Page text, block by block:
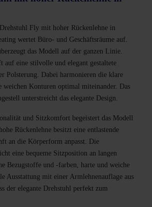
Fly mit hoher Rückenlehne in
wertet Büro- und Geschäftsräume auf.
das Modell auf der ganzen Linie.
auf eine stilvolle und elegant gestaltete
Polsterung. Dabei harmonieren die klare
weichen Konturen optimal miteinander. Das
unterstreicht das elegante Design.
und Sitzkomfort begeistert das Modell
Rückenlehne besitzt eine entlastende
an die Körperform anpasst. Die
eine bequeme Sitzposition an langen
Bezugstoffe und -farben, harte und weiche
Ausstattung mit einer Armlehnenauflage aus
der elegante Drehstuhl perfekt zum